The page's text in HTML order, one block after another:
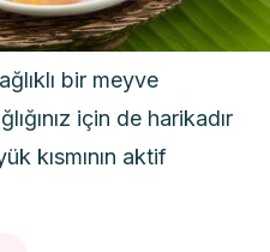
bir meyve
için de harikadır
kısmının aktif